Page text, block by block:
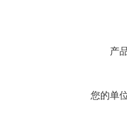
产
您的单